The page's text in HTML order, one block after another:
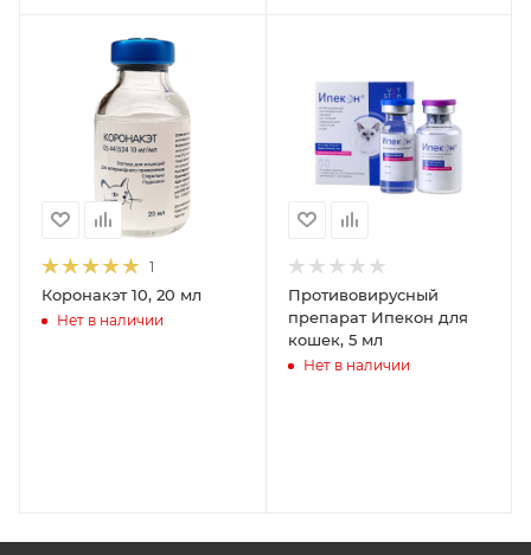
1
Коронакэт 10, 20 мл
Нет в наличии
Противовирусный
препарат Ипекон для
кошек, 5 мл
Нет в наличии